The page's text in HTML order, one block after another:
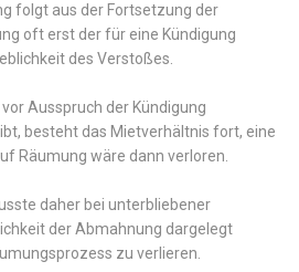
folgt aus der Fortsetzung der
oft erst der für eine Kündigung
des Verstoßes.
Ausspruch der Kündigung
besteht das Mietverhältnis fort, eine
Räumung wäre dann verloren.
daher bei unterbliebener
der Abmahnung dargelegt
zu verlieren.